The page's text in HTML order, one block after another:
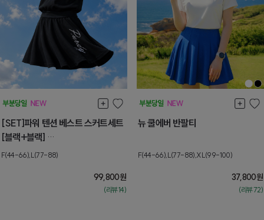
[SET]파워 텐션 베스트 스커트세트
[블랙+블랙]
[F] 8월둘째주 순차배송
F(44-66),L(77-88)
99,800원
(리뷰:14)
뉴 쿨에버 반팔티
F(44-66),L(77-88),XL(99-100)
37,800원
(리뷰:72)